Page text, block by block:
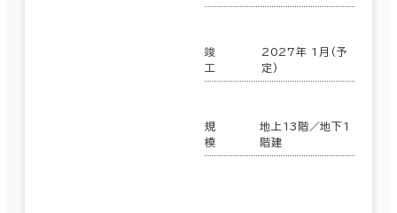
竣
工
2027年 1月(予
定)
規
模
地上13階／地下1
階建